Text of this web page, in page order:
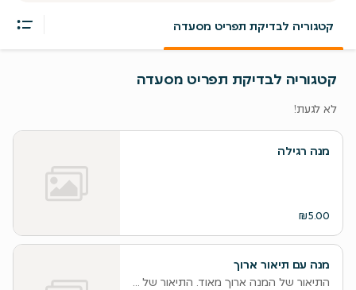
קטגוריה לבדיקת תפריט מסעדה
קטגוריה לבדיקת תפריט מסעדה
לא לגעת!
מנה רגילה
₪5.00
מנה עם תיאור ארוך
התיאור של המנה ארוך מאוד. התיאור של המנה ארוך מאוד. התיאור של